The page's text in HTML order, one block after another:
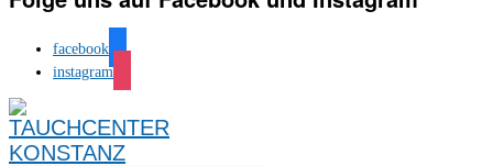
facebook
instagram